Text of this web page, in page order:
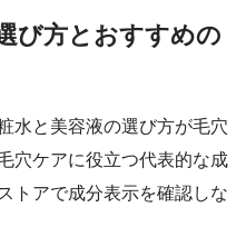
び方とおすすめの
水と美容液の選び方が毛穴
穴ケアに役立つ代表的な成
トアで成分表示を確認しな